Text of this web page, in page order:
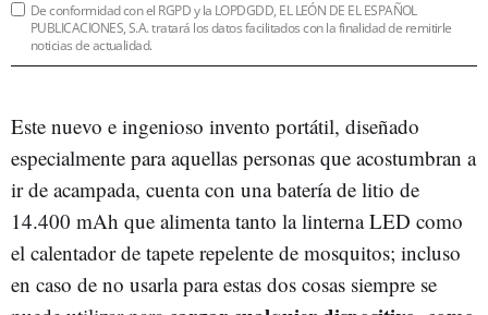
De conformidad con el RGPD y la LOPDGDD, EL LEÓN DE EL ESPAÑOL
PUBLICACIONES, S.A. tratará los datos facilitados con la finalidad de remitirle
noticias de actualidad.
Este nuevo e ingenioso invento portátil, diseñado
especialmente para aquellas personas que acostumbran a
ir de acampada, cuenta con una batería de litio de
14.400 mAh que alimenta tanto la linterna LED como
el calentador de tapete repelente de mosquitos; incluso
en caso de no usarla para estas dos cosas siempre se